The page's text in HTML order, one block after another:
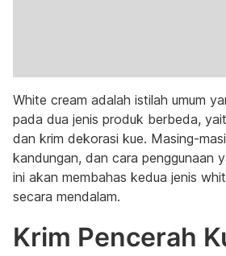
White cream adalah istilah umum
pada dua jenis produk berbeda,
dan krim dekorasi kue. Masing-
kandungan, dan cara penggunaan
ini akan membahas kedua jenis
secara mendalam.
Krim Pencerah